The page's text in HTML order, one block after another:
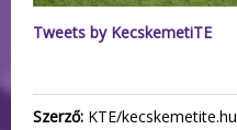
Tweets by KecskemetiTE
Szerző: KTE/kecskemetite.hu